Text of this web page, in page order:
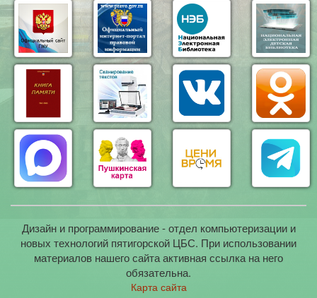
Дизайн и программирование - отдел компьютеризации и
новых технологий пятигорской ЦБС. При использовании
материалов нашего сайта активная ссылка на него
обязательна.
Карта сайта